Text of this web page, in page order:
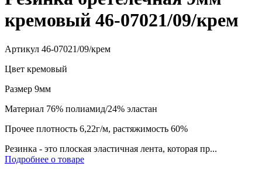
кремовый 46-07021/09/крем
Артикул 46-07021/09/крем
Цвет кремовый
Размер 9мм
Материал 76% полиамид/24% эластан
Прочее плотность 6,22г/м, растяжимость 60%
Резинка - это плоская эластичная лента, которая пр...
Подробнее о товаре